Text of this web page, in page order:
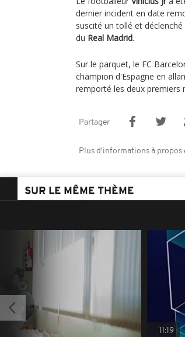
dernier incident en date
suscité un tollé et
du Real Madrid.
Sur le parquet, le FC
champion d'Espagne en
remporté les deux premiers
Partager
Plus d'informations à propos
SUR LE MÊME THÈME
11:19